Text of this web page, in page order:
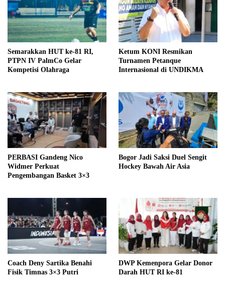
Semarakkan HUT ke-81 RI,
PTPN IV PalmCo Gelar
Kompetisi Olahraga
Ketum KONI Resmikan
Turnamen Petanque
Internasional di UNDIKMA
PERBASI Gandeng Nico
Widmer Perkuat
Pengembangan Basket 3×3
Bogor Jadi Saksi Duel Sengit
Hockey Bawah Air Asia
Coach Deny Sartika Benahi
Fisik Timnas 3×3 Putri
DWP Kemenpora Gelar Donor
Darah HUT RI ke-81